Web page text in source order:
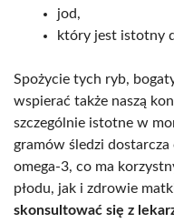
jod,
który jest istotny
Spożycie tych ryb,
wspierać także naszą
szczególnie istotne w
gramów śledzi
omega-3, co ma
płodu, jak i zdrowie
skonsultować się z